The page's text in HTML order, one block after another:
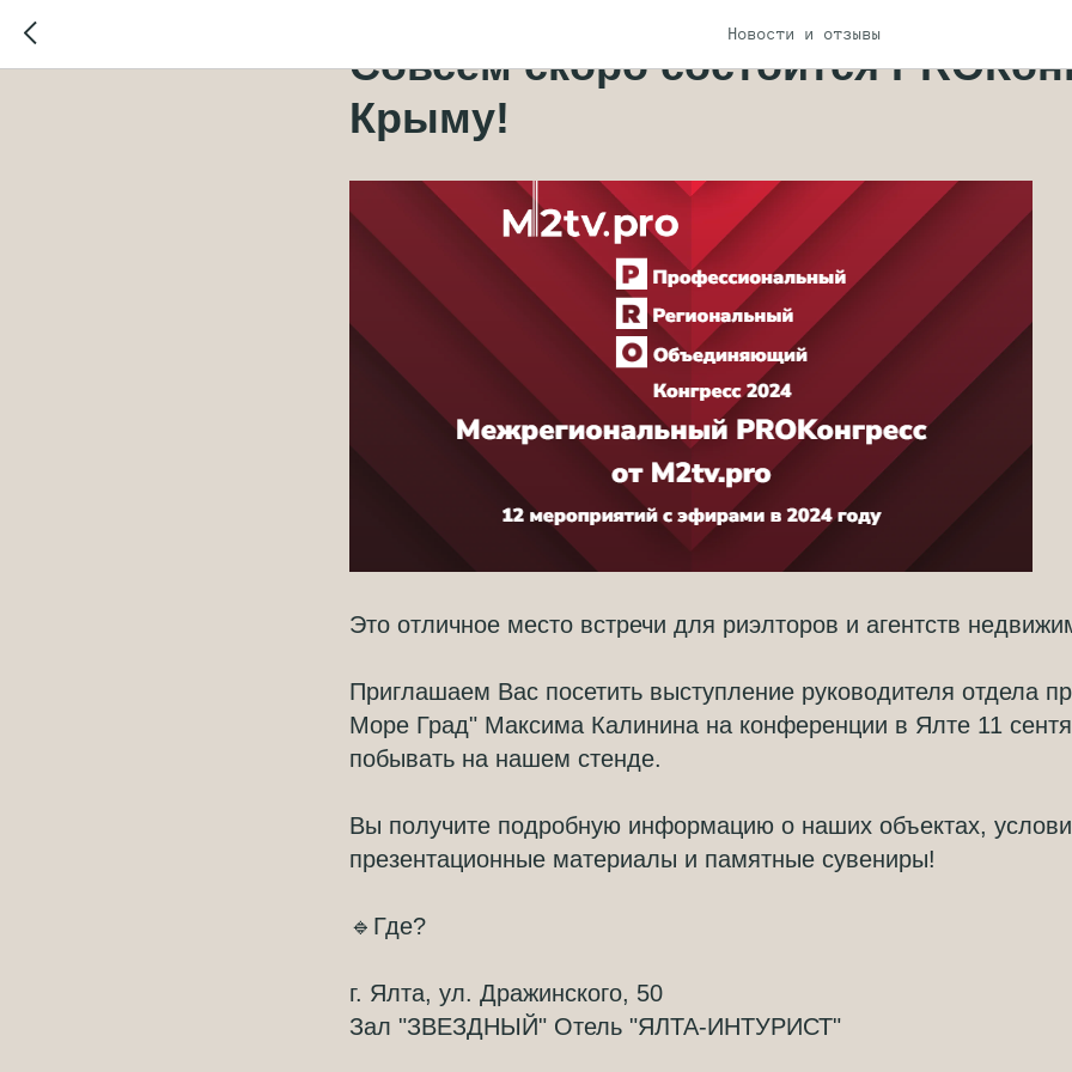
Новости и отзывы
Совсем скоро состоится
Крыму!
Это отличное место встречи для риэлторов и агентств
Приглашаем Вас посетить выступление руководителя отдела
Море Град" Максима Калинина на конференции в Ялте 11
побывать на нашем стенде.
Вы получите подробную информацию о наших объектах,
презентационные материалы и памятные сувениры!
🔹Где?
г. Ялта, ул. Дражинского, 50
Зал "ЗВЕЗДНЫЙ" Отель "ЯЛТА-ИНТУРИСТ"